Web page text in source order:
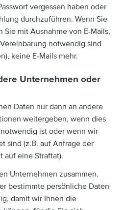
vergessen haben oder
durchzuführen. Wenn Sie
Sie mit Ausnahme von E-Mails,
notwendig sind
keine E-Mails mehr.
Unternehmen oder
Daten nur dann an andere
weitergeben, wenn dies
ist oder wenn wir
sind (z.B. auf Anfrage der
auf eine Straftat).
Unternehmen zusammen.
bestimmte persönliche Daten
damit wir Ihnen die